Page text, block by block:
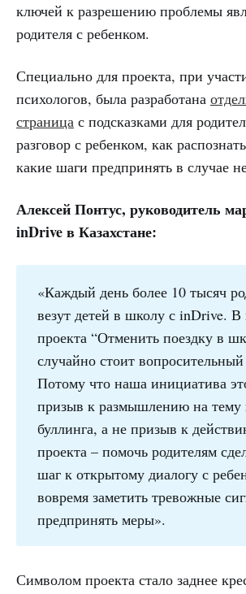
ключей к разрешению проблемы
родителя с ребенком.
Специально для проекта, при
психологов, была разработана
страница с подсказками для
разговор с ребенком, как
какие шаги предпринять в случае
Алексей Понтус, руководитель
inDrive в Казахстане:
«Каждый день более 10 тысяч
везут детей в школу с inDrive. В
проекта “Отменить поездку в
случайно стоит вопросительный
Потому что наша инициатива
призыв к размышлению на тему
буллинга, а не призыв к
проекта – помочь родителям
шаг к открытому диалогу с
вовремя заметить тревожные
предпринять меры».
Символом проекта стало заднее